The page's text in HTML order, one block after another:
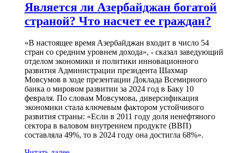
Является ли Азербайджан богатой
страной? Что насчет ее граждан?
«В настоящее время Азербайджан входит в число 54
стран со средним уровнем дохода», - сказал заведующий
отделом экономики и политики инновационного
развития Администрации президента Шахмар
Мовсумов в ходе презентации Доклада Всемирного
банка о мировом развитии за 2024 год в Баку 10
февраля. По словам Мовсумова, диверсификация
экономики стала ключевым фактором устойчивого
развития страны: «Если в 2011 году доля ненефтяного
сектора в валовом внутреннем продукте (ВВП)
составляла 49%, то в 2024 году она достигла 68%».